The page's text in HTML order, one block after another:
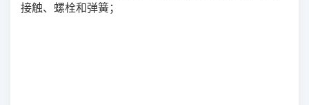
接触、螺栓和弹簧；